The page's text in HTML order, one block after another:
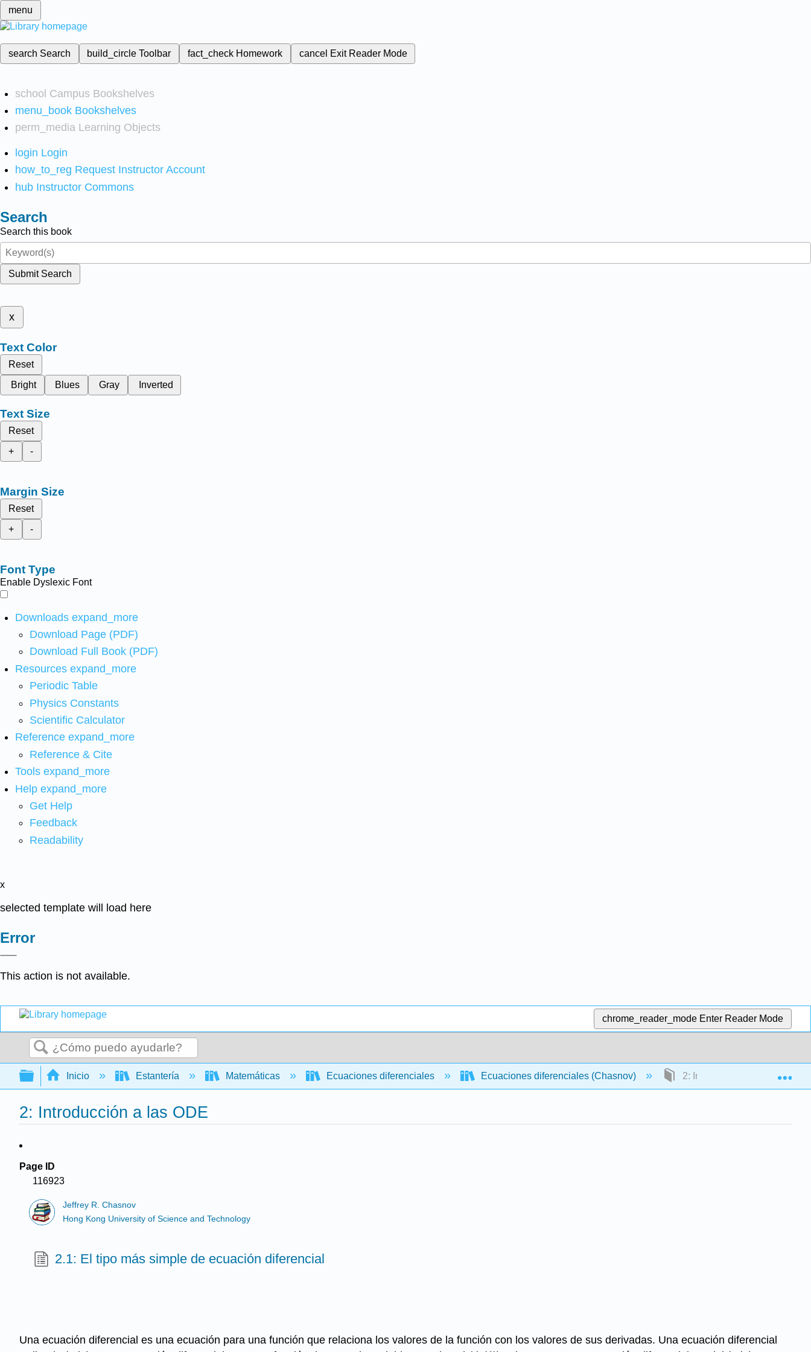
menu
search Search build_circleToolbar fact_check Homework cancel Exit Reader Mode
school Campus Bookshelves
menu_book Bookshelves
perm_media Learning Objects
login Login
how_to_reg Request Instructor Account
hub Instructor Commons
Search
Search this book
Submit Search
x
Text Color
Reset
Bright
Blues Gray Inverted
Text Size
Reset
+
-
Margin Size
Reset
+
-
Font Type
Enable Dyslexic Font
Downloads expand_more
Download Page (PDF)
Download Full Book (PDF)
Resources expand_more
Periodic Table
Physics Constants
Scientific Calculator
Reference expand_more
Reference & Cite
Tools expand_more
Help expand_more
Get Help
Feedback
Readability
x
selected template will load here
Error
This action is not available.
chrome_reader_mode Enter Reader Mode
Buscar
Expandir/contraer jerarquía global
Inicio Estantería Matemáticas Ecuaciones diferenciales Ecuaciones diferenciales (Chasnov) 2: Introducción a las ODE
2: Introducción a las ODE
Page ID
116923
Jeffrey R. Chasnov
Hong Kong University of Science and Technology
2.1: El tipo más simple de ecuación diferencial
Una ecuación diferencial es una ecuación para una función que relaciona los valores de la función con los valores de sus derivadas. Una ecuación diferencial